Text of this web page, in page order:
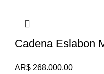
Cadena Eslabon
AR$ 268.000,00